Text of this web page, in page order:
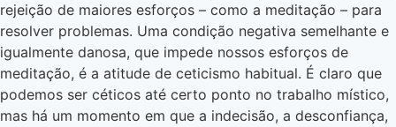
rejeição de maiores esforços – como a meditação – para
resolver problemas. Uma condição negativa semelhante e
igualmente danosa, que impede nossos esforços de
meditação, é a atitude de ceticismo habitual. É claro que
podemos ser céticos até certo ponto no trabalho místico,
mas há um momento em que a indecisão, a desconfiança,